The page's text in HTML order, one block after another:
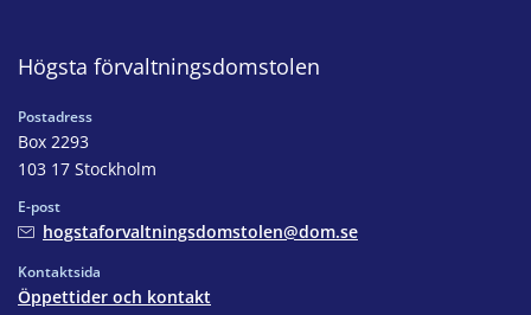
Högsta förvaltningsdomstolen
Postadress
Box 2293
103 17 Stockholm
E-post
hogstaforvaltningsdomstolen@dom.se
Kontaktsida
Öppettider och kontakt